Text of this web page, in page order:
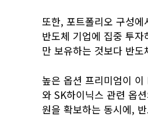
또한, 포트폴리오 구성
반도체 기업에 집중 투
만 보유하는 것보다 반
높은 옵션 프리미엄이
와 SK하이닉스 관련 옵
원을 확보하는 동시에,